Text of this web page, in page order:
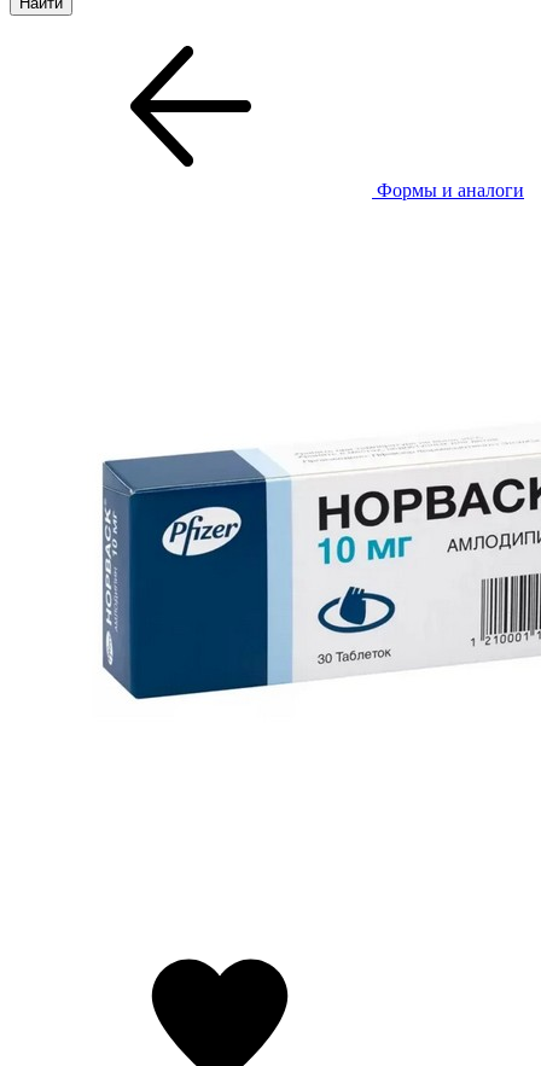
Формы и аналоги